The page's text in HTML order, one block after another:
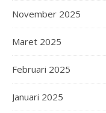
November 2025
Maret 2025
Februari 2025
Januari 2025